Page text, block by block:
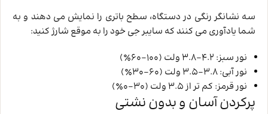
سه نشانگر رنگی در دستگاه، سطح باتری را نمایش می ‌دهند و به
شما یادآوری می ‌کنند که سایبر جی خود را به موقع شارژ کنید:
نور سبز: 4.2-3.8 ولت (100-60٪)
نور آبی: 3.8-3.5 ولت (60-30٪)
نور قرمز: کم تر از 3.5 ولت (30-0٪)
پرکردن آسان و بدون نشتی